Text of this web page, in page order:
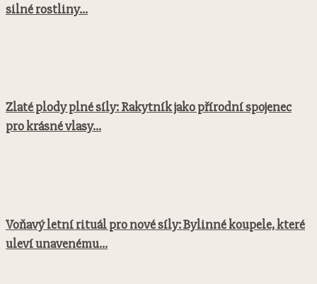
silné rostliny...
Zlaté plody plné síly: Rakytník jako přírodní spojenec
pro krásné vlasy...
Voňavý letní rituál pro nové síly: Bylinné koupele, které
uleví unavenému...